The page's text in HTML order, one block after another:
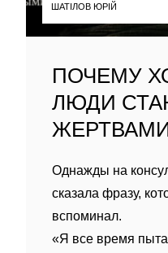
ШАТІЛОВ ЮРІЙ
ПОЧЕМУ
ЛЮДИ
Однажды на
сказала фразу,
вспоминал.
«Я все время